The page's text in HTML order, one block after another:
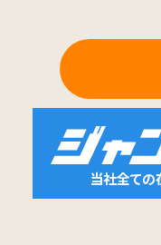
当社全ての